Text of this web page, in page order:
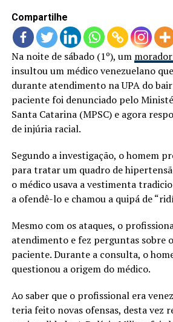
Compartilhe
Na noite de sábado (1º), um
insultou um médico venezuelano
durante atendimento na UPA do
paciente foi denunciado pelo
Santa Catarina (MPSC) e agora
de injúria racial.
Segundo a investigação, o homem
para tratar um quadro de
o médico usava a vestimenta
a ofendê-lo e chamou a quipá de
Mesmo com os ataques, o
atendimento e fez perguntas sobre
paciente. Durante a consulta, o
questionou a origem do médico.
Ao saber que o profissional era
teria feito novas ofensas, desta vez